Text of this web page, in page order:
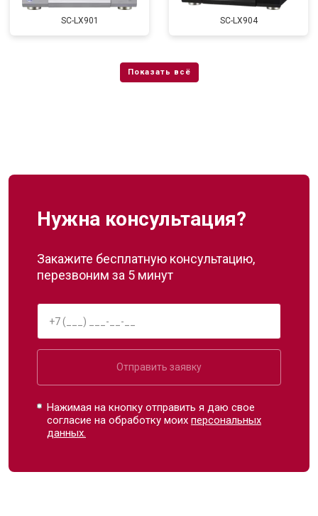
SC-LX901 SC-LX904
Нужна консультация?
Закажите бесплатную консультацию,
перезвоним за 5 минут
Отправить заявку
Нажимая на кнопку отправить я даю свое
согласие на обработку моихперсональных
данных.